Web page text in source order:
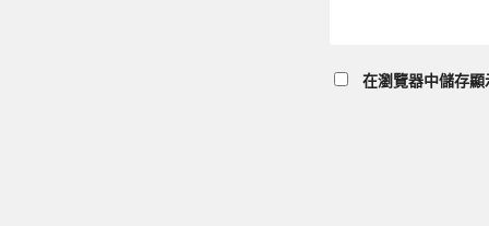
在瀏覽器中儲存